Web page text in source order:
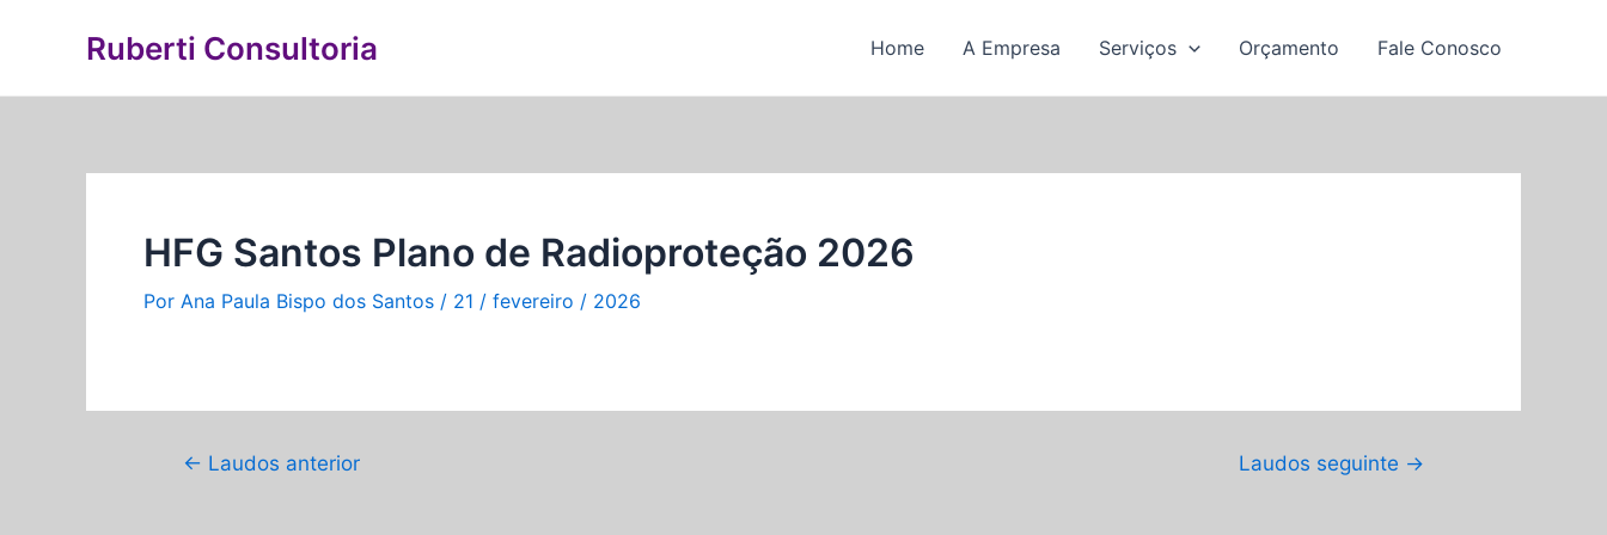
conteúdo
Ruberti Consultoria Home A Empresa Serviços Orçamento Fale Conosco
HFG Santos Plano de Radioproteção 2026
Por Ana Paula Bispo dos Santos / 21 / fevereiro / 2026
de
← Laudos anterior Laudos seguinte →